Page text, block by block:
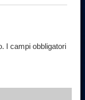
I campi obbligatori